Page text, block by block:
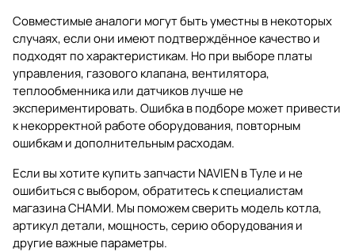
Совместимые аналоги могут быть уместны в некоторых
случаях, если они имеют подтверждённое качество и
подходят по характеристикам. Но при выборе платы
управления, газового клапана, вентилятора,
теплообменника или датчиков лучше не
экспериментировать. Ошибка в подборе может привести
к некорректной работе оборудования, повторным
ошибкам и дополнительным расходам.
Если вы хотите купить запчасти NAVIEN в Туле и не
ошибиться с выбором, обратитесь к специалистам
магазинаСНАМИ. Мы поможем сверить модель котла,
артикул детали, мощность, серию оборудования и
другие важные параметры.